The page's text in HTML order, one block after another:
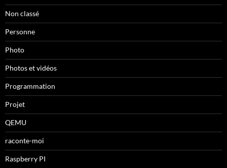
Non classé
Personne
Photo
Photos et vidéos
Programmation
Projet
QEMU
raconte-moi
Raspberry PI